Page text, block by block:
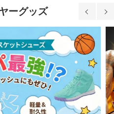
ーグッズ